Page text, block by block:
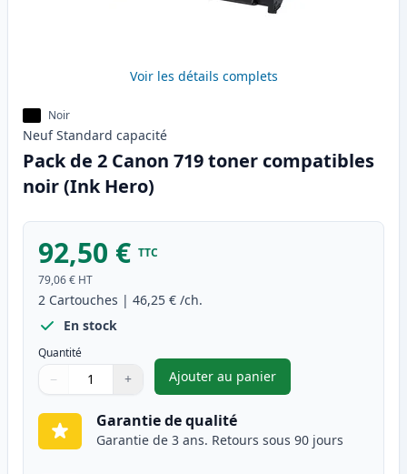
Voir les détails complets
Noir
Neuf Standard capacité
Pack de 2 Canon 719 toner compatibles
noir (Ink Hero)
92,50 € TTC
79,06 € HT
2 Cartouches | 46,25 € /ch.
En stock
Quantité
Quantité
Utilisez les boutons pour ajuster
− +
Quantité
Ajouter au panier
,Pack de 2 Canon 719 toner
Garantie de qualité
Garantie de 3 ans. Retours sous 90 jours